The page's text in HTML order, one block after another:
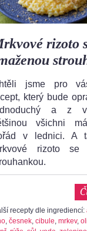
rizoto
jsme pro
který bude
a z
všichni
v lednici. A
rizoto se
recepty dle ingrediencí:
, česnek, cibule, mrkev,